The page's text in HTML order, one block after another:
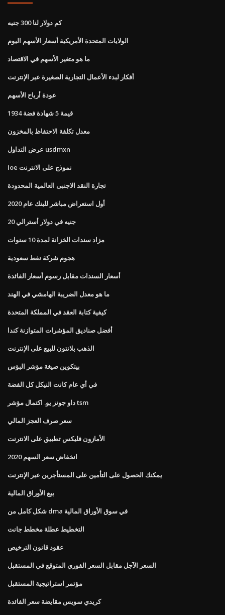
كم دولار لنا 300 جنيه
الولايات المتحدة الأمريكية أسعار الأسهم اليوم
ما هو متغير الأسهم في الاقتصاد
أفكار لبدء الأعمال التجارية الصغيرة عبر الإنترنت
عودة أرباح الأسهم
قيمة 5 شهادة فضة 1934
معدل تكلفة الاحتفاظ بالمخزون
عرض التداول usdmxn
Ioe نموذج على الانترنت
تجارة النقد الاجنبى العالمية المحدودة
أول استعراض مباشر للبنك عام 2020
20 جنيه في دولار أسترالي
مزاد سندات الخزانة لمدة 10 سنوات
هجوم شركة نفط سعودية
أسعار السندات مقابل رسوم أسعار الفائدة
ما هو معدل الضريبة الهامشي في الهند
كيفية كتابة العقد في المملكة المتحدة
أفضل صناديق المؤشرات المتوازنة كندا
الذهب بلانتون للبيع على الإنترنت
بيتكوين صيغة مؤشر البؤس
في أي عام كانت النيكل كل الفضة
داو جونز يو. اكتمال مؤشر tsm
سعر صرف العجز المالي
الأمازون فليكس تطبيق على الانترنت
انخفاض سعر السهم 2020
يمكنك الحصول على التأمين على المستأجرين عبر الإنترنت
بيع الأوراق المالية
شكل كامل من dma في سوق الأوراق المالية
التخطيط عطلة مخطط جانت
عقود قانون الترخيص
السعر الآجل مقابل السعر الفوري المتوقع في المستقبل
مؤتمر استراتيجية المستقبل
كريدي سويس مقايضة سعر الفائدة